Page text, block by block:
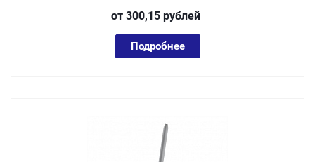
от 300,15 рублей
Подробнее